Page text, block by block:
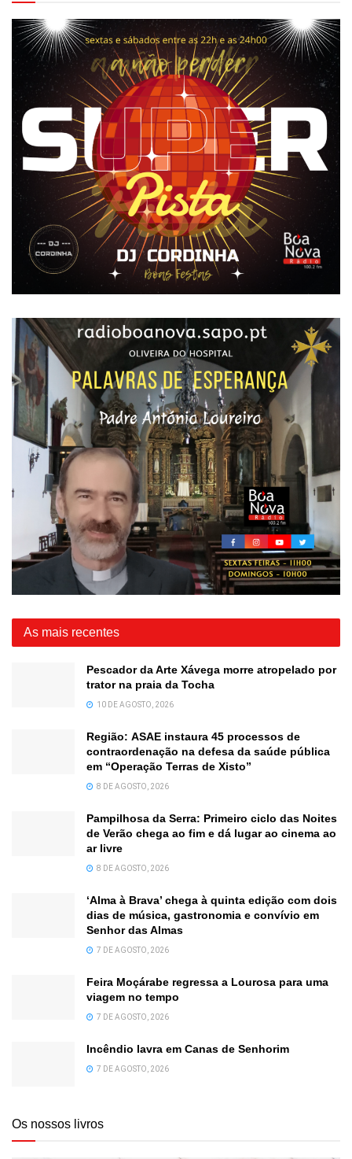
As mais recentes
Pescador da Arte Xávega morre atropelado por
trator na praia da Tocha
10 DE AGOSTO, 2026
Região: ASAE instaura 45 processos de
contraordenação na defesa da saúde pública
em “Operação Terras de Xisto”
8 DE AGOSTO, 2026
Pampilhosa da Serra: Primeiro ciclo das Noites
de Verão chega ao fim e dá lugar ao cinema ao
ar livre
8 DE AGOSTO, 2026
‘Alma à Brava’ chega à quinta edição com dois
dias de música, gastronomia e convívio em
Senhor das Almas
7 DE AGOSTO, 2026
Feira Moçárabe regressa a Lourosa para uma
viagem no tempo
7 DE AGOSTO, 2026
Incêndio lavra em Canas de Senhorim
7 DE AGOSTO, 2026
Os nossos livros